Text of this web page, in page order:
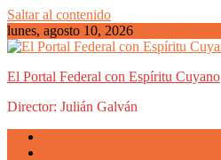
Saltar al contenido
lunes, agosto 10, 2026
El Portal Federal con Espíritu Cuyano
Director: Julián Galván